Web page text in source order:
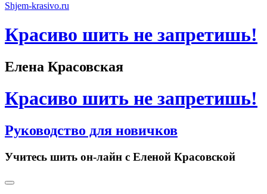
Shjem-krasivo.ru
Красиво шить не запретишь!
Елена Красовская
Красиво шить не запретишь!
Руководство для новичков
Учитесь шить он-лайн с Еленой Красовской
Primary